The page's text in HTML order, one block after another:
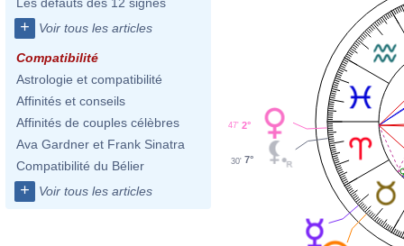
+ Voir tous les articles
Compatibilité
Astrologie et compatibilité
Affinités et conseils
Affinités de couples célèbres
Ava Gardner et Frank Sinatra
Compatibilité du Bélier
+ Voir tous les articles
2°
47'
7°
30'